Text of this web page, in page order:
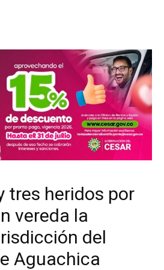
tres heridos por
vereda la
del
Aguachica